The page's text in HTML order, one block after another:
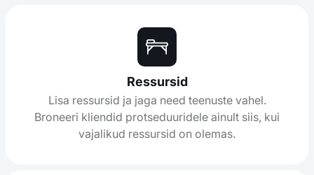
Ressursid
Lisa ressursid ja jaga need teenuste vahel.
Broneeri kliendid protseduuridele ainult siis, kui
vajalikud ressursid on olemas.